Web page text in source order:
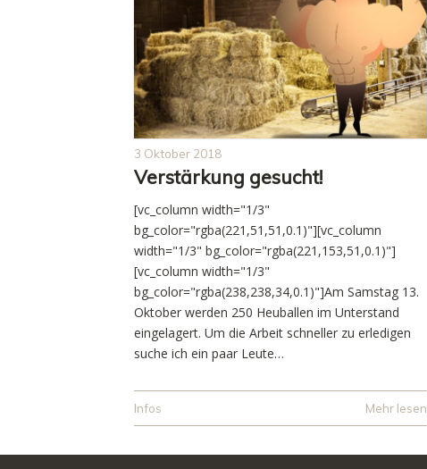
3 Oktober 2018
Verstärkung gesucht!
[vc_column width="1/3"
bg_color="rgba(221,51,51,0.1)"][vc_column
width="1/3" bg_color="rgba(221,153,51,0.1)"]
[vc_column width="1/3"
bg_color="rgba(238,238,34,0.1)"]Am Samstag 13.
Oktober werden 250 Heuballen im Unterstand
eingelagert. Um die Arbeit schneller zu erledigen
suche ich ein paar Leute…
Infos Mehr lesen